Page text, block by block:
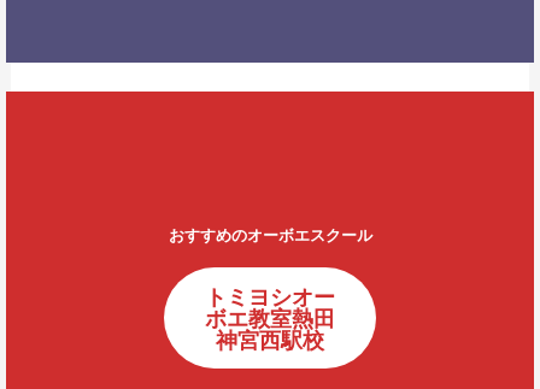
おすすめのオーボエスクール
トミヨシオー
ボエ教室熱田
神宮西駅校